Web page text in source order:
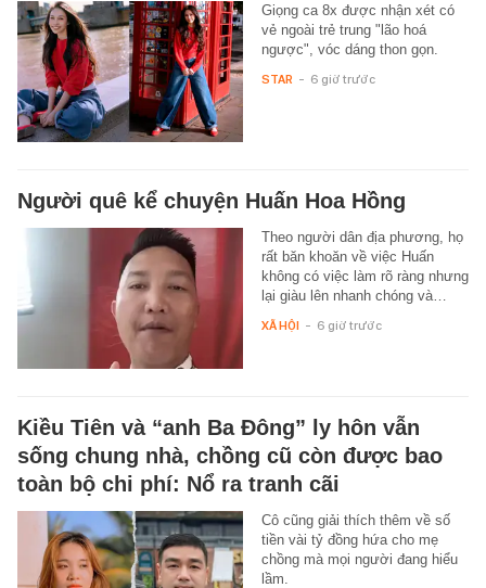
Giọng ca 8x được nhận xét có
vẻ ngoài trẻ trung "lão hoá
ngược", vóc dáng thon gọn.
STAR - 6 giờ trước
Người quê kể chuyện Huấn Hoa Hồng
Theo người dân địa phương, họ
rất băn khoăn về việc Huấn
không có việc làm rõ ràng nhưng
lại giàu lên nhanh chóng và…
XÃ HỘI - 6 giờ trước
Kiều Tiên và “anh Ba Đông” ly hôn vẫn
sống chung nhà, chồng cũ còn được bao
toàn bộ chi phí: Nổ ra tranh cãi
Cô cũng giải thích thêm về số
tiền vài tỷ đồng hứa cho mẹ
chồng mà mọi người đang hiểu
lầm.